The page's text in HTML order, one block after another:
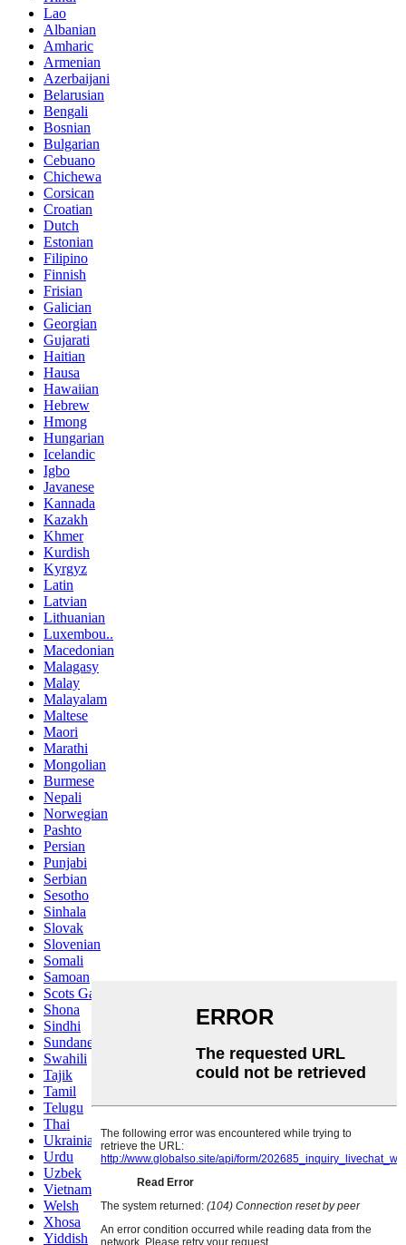
Lao
Albanian
Amharic
Armenian
Azerbaijani
Belarusian
Bengali
Bosnian
Bulgarian
Cebuano
Chichewa
Corsican
Croatian
Dutch
Estonian
Filipino
Finnish
Frisian
Galician
Georgian
Gujarati
Haitian
Hausa
Hawaiian
Hebrew
Hmong
Hungarian
Icelandic
Igbo
Javanese
Kannada
Kazakh
Khmer
Kurdish
Kyrgyz
Latin
Latvian
Lithuanian
Luxembou..
Macedonian
Malagasy
Malay
Malayalam
Maltese
Maori
Marathi
Mongolian
Burmese
Nepali
Norwegian
Pashto
Persian
Punjabi
Serbian
Sesotho
Sinhala
Slovak
Slovenian
Somali
Samoan
Scots Gaelic
Shona
Sindhi
Sundanese
Swahili
Tajik
Tamil
Telugu
Thai
Ukrainian
Urdu
Uzbek
Vietnamese
Welsh
Xhosa
Yiddish